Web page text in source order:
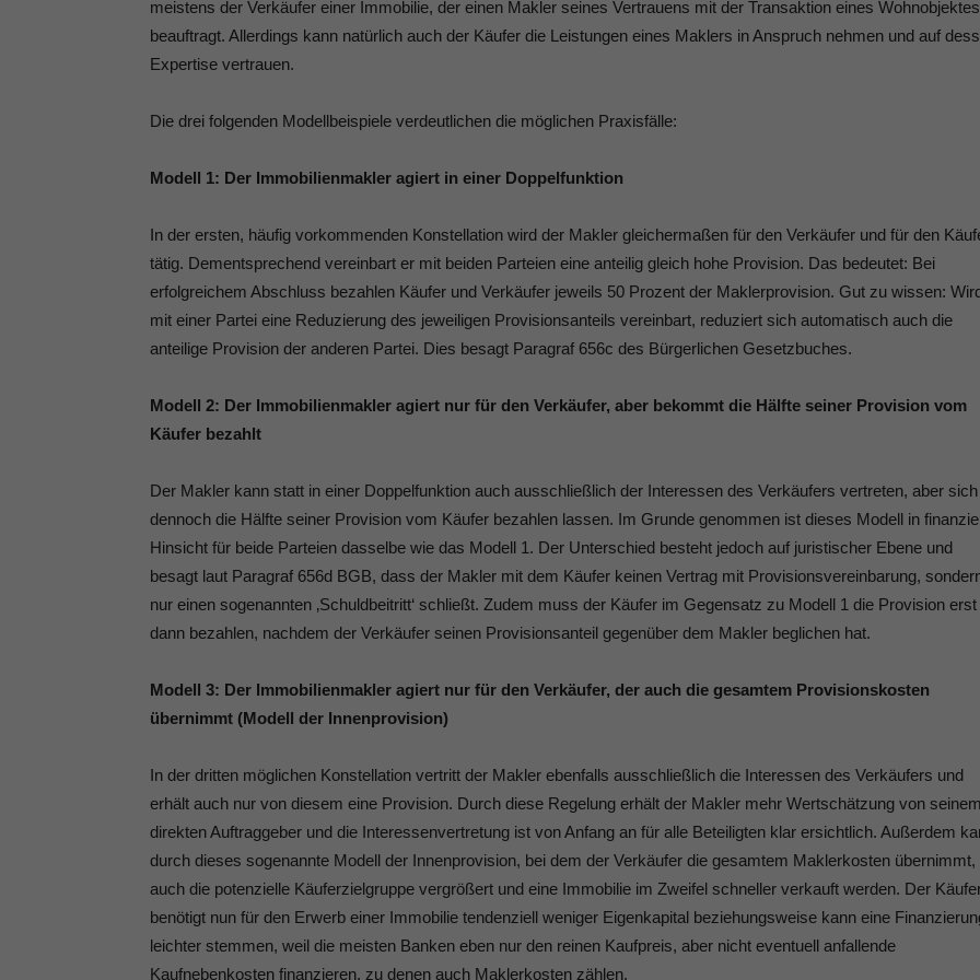
meistens der Verkäufer einer Immobilie, der einen Makler seines Vertrauens mit der Transaktion eines Wohnobjektes
beauftragt. Allerdings kann natürlich auch der Käufer die Leistungen eines Maklers in Anspruch nehmen und auf
Expertise vertrauen.
Die drei folgenden Modellbeispiele verdeutlichen die möglichen Praxisfälle:
Modell 1: Der Immobilienmakler agiert in einer Doppelfunktion
In der ersten, häufig vorkommenden Konstellation wird der Makler gleichermaßen für den Verkäufer und für den
tätig. Dementsprechend vereinbart er mit beiden Parteien eine anteilig gleich hohe Provision. Das bedeutet: Bei
erfolgreichem Abschluss bezahlen Käufer und Verkäufer jeweils 50 Prozent der Maklerprovision. Gut zu wissen: Wird
mit einer Partei eine Reduzierung des jeweiligen Provisionsanteils vereinbart, reduziert sich automatisch auch die
anteilige Provision der anderen Partei. Dies besagt Paragraf 656c des Bürgerlichen Gesetzbuches.
Modell 2: Der Immobilienmakler agiert nur für den Verkäufer, aber bekommt die Hälfte seiner Provision vom
Käufer bezahlt
Der Makler kann statt in einer Doppelfunktion auch ausschließlich der Interessen des Verkäufers vertreten, aber sich
dennoch die Hälfte seiner Provision vom Käufer bezahlen lassen. Im Grunde genommen ist dieses Modell in
Hinsicht für beide Parteien dasselbe wie das Modell 1. Der Unterschied besteht jedoch auf juristischer Ebene und
besagt laut Paragraf 656d BGB, dass der Makler mit dem Käufer keinen Vertrag mit Provisionsvereinbarung,
nur einen sogenannten ‚Schuldbeitritt‘ schließt. Zudem muss der Käufer im Gegensatz zu Modell 1 die Provision erst
dann bezahlen, nachdem der Verkäufer seinen Provisionsanteil gegenüber dem Makler beglichen hat.
Modell 3: Der Immobilienmakler agiert nur für den Verkäufer, der auch die gesamtem Provisionskosten
übernimmt (Modell der Innenprovision)
In der dritten möglichen Konstellation vertritt der Makler ebenfalls ausschließlich die Interessen des Verkäufers und
erhält auch nur von diesem eine Provision. Durch diese Regelung erhält der Makler mehr Wertschätzung von seinem
direkten Auftraggeber und die Interessenvertretung ist von Anfang an für alle Beteiligten klar ersichtlich. Außerdem
durch dieses sogenannte Modell der Innenprovision, bei dem der Verkäufer die gesamtem Maklerkosten übernimmt,
auch die potenzielle Käuferzielgruppe vergrößert und eine Immobilie im Zweifel schneller verkauft werden. Der
benötigt nun für den Erwerb einer Immobilie tendenziell weniger Eigenkapital beziehungsweise kann eine
leichter stemmen, weil die meisten Banken eben nur den reinen Kaufpreis, aber nicht eventuell anfallende
Kaufnebenkosten finanzieren, zu denen auch Maklerkosten zählen.